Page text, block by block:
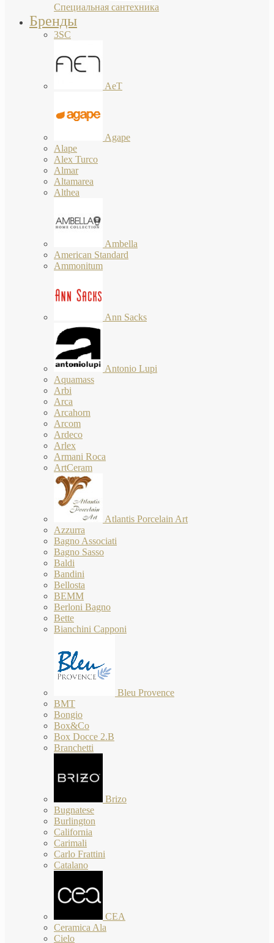
Специальная сантехника
Бренды
3SC
AeT
Agape
Alape
Alex Turco
Almar
Altamarea
Althea
Ambella
American Standard
Ammonitum
Ann Sacks
Antonio Lupi
Aquamass
Arbi
Arca
Arcahorn
Arcom
Ardeco
Arlex
Armani Roca
ArtCeram
Atlantis Porcelain Art
Azzurra
Bagno Associati
Bagno Sasso
Baldi
Bandini
Bellosta
BEMM
Berloni Bagno
Bette
Bianchini Capponi
Bleu Provence
BMT
Bongio
Box&Co
Box Docce 2.B
Branchetti
Brizo
Bugnatese
Burlington
California
Carimali
Carlo Frattini
Catalano
CEA
Ceramica Ala
Cielo